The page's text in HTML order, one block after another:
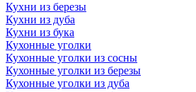
Кухни из березы
Кухни из дуба
Кухни из бука
Кухонные уголки
Кухонные уголки из сосны
Кухонные уголки из березы
Кухонные уголки из дуба